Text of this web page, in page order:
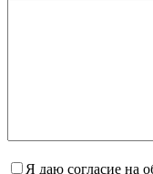
Я даю согласие на